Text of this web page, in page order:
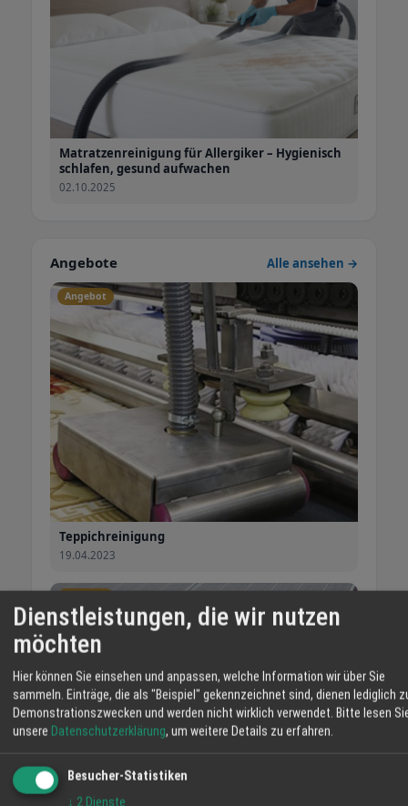
Matratzenreinigung für Allergiker – Hygienisch
schlafen, gesund aufwachen
02.10.2025
Angebote Alle ansehen →
Angebot
Teppichreinigung
19.04.2023
Dienstleistungen, die wir nutzen
möchten
Hier können Sie einsehen und anpassen, welche Information wir über Sie
sammeln. Einträge, die als "Beispiel" gekennzeichnet sind, dienen lediglich
Demonstrationszwecken und werden nicht wirklich verwendet. Bitte lesen
unsere Datenschutzerklärung, um weitere Details zu erfahren.
Besucher-Statistiken
↓ 2 Dienste